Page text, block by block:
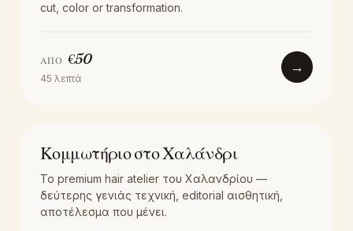
cut, color or transformation.
ΑΠΌ €50
45 λεπτά
→
LOCATION
Κομμωτήριο στο Χαλάνδρι
Το premium hair atelier του Χαλανδρίου —
δεύτερης γενιάς τεχνική, editorial αισθητική,
αποτέλεσμα που μένει.